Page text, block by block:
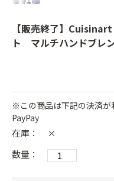
【販売終了】
ト マルチハンドブ
※この商品は下記の決済が
PayPay
在庫：
×
数量：